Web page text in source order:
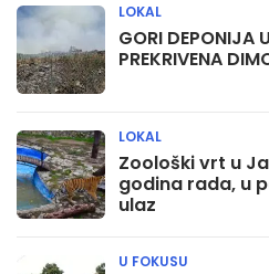
GORI DEPONIJA
PREKRIVENA
LOKAL
Zoološki vrt u
godina rada, u
ulaz
LOKAL
U FOKUSU